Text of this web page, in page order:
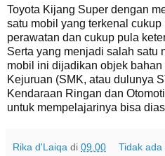
Toyota Kijang Super dengan
satu mobil yang terkenal
perawatan dan cukup pula
Serta yang menjadi salah satu
mobil ini dijadikan objek
Kejuruan (SMK, atau dulunya
Kendaraan Ringan dan
untuk mempelajarinya bisa
Rika d'Laiqa di 09.00 Tidak